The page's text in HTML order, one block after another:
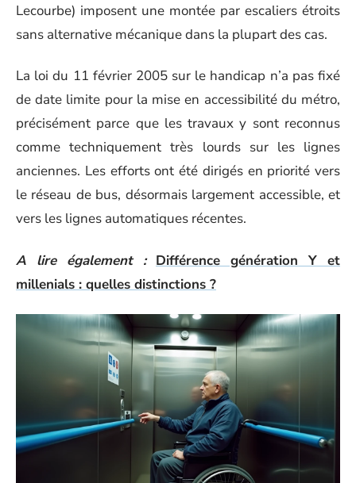
Lecourbe) imposent une montée par escaliers étroits
sans alternative mécanique dans la plupart des cas.
La loi du 11 février 2005 sur le handicap n’a pas fixé
de date limite pour la mise en accessibilité du métro,
précisément parce que les travaux y sont reconnus
comme techniquement très lourds sur les lignes
anciennes. Les efforts ont été dirigés en priorité vers
le réseau de bus, désormais largement accessible, et
vers les lignes automatiques récentes.
A lire également : Différence génération Y et
millenials : quelles distinctions ?